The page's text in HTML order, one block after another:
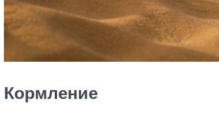
Кормление